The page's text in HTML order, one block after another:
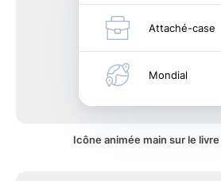
Attaché-case
Mondial
Icône animée main sur le